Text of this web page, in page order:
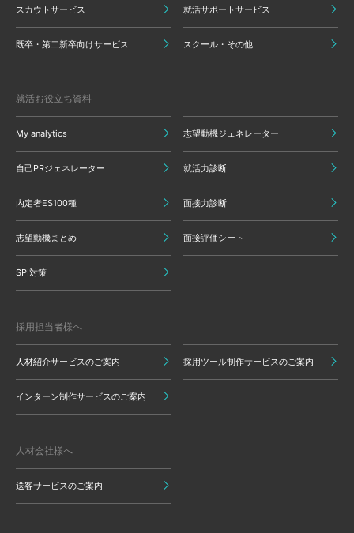
スカウトサービス 就活サポートサービス
既卒・第二新卒向けサービス スクール・その他
就活お役立ち資料
My analytics 志望動機ジェネレーター
自己PRジェネレーター 就活力診断
内定者ES100種 面接力診断
志望動機まとめ 面接評価シート
SPI対策
採用担当者様へ
人材紹介サービスのご案内 採用ツール制作サービスのご案内
インターン制作サービスのご案内
人材会社様へ
送客サービスのご案内